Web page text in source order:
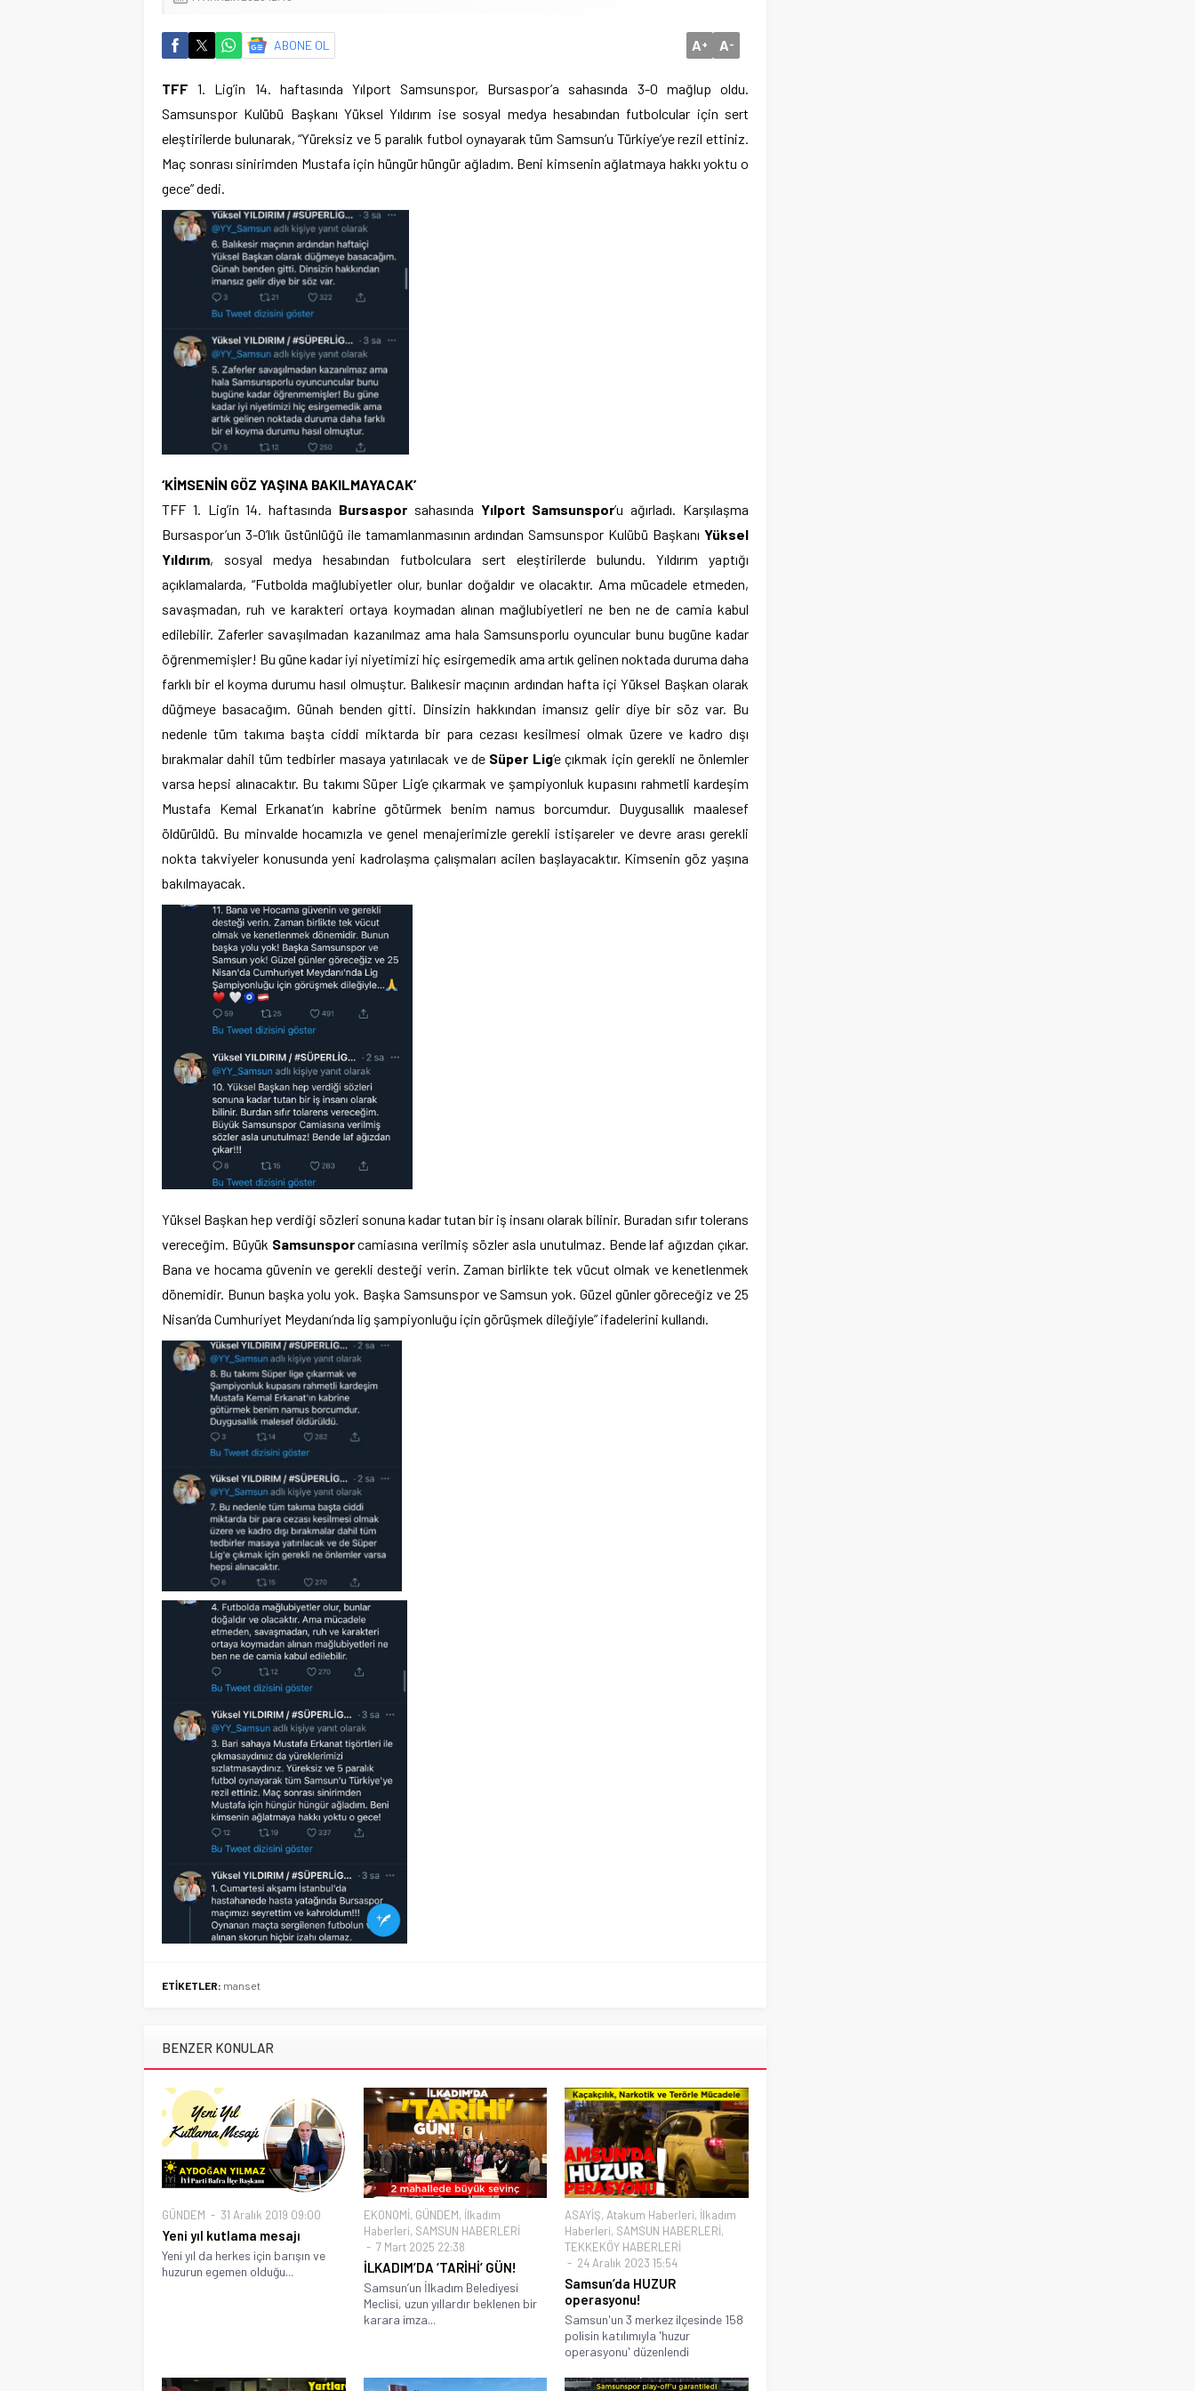
ABONE OL A+ A-
TFF 1. Lig’in 14. haftasında Yılport Samsunspor, Bursaspor’a sahasında 3-0 mağlup oldu.
Samsunspor Kulübü Başkanı Yüksel Yıldırım ise sosyal medya hesabından futbolcular için sert
eleştirilerde bulunarak, “Yüreksiz ve 5 paralık futbol oynayarak tüm Samsun’u Türkiye’ye rezil ettiniz.
Maç sonrası sinirimden Mustafa için hüngür hüngür ağladım. Beni kimsenin ağlatmaya hakkı yoktu o
gece” dedi.
‘KİMSENİN GÖZ YAŞINA BAKILMAYACAK’
TFF 1. Lig’in 14. haftasında Bursaspor sahasında Yılport Samsunspor’u ağırladı. Karşılaşma
Bursaspor’un 3-0’lık üstünlüğü ile tamamlanmasının ardından Samsunspor Kulübü Başkanı Yüksel
Yıldırım, sosyal medya hesabından futbolculara sert eleştirilerde bulundu. Yıldırım yaptığı
açıklamalarda, “Futbolda mağlubiyetler olur, bunlar doğaldır ve olacaktır. Ama mücadele etmeden,
savaşmadan, ruh ve karakteri ortaya koymadan alınan mağlubiyetleri ne ben ne de camia kabul
edilebilir. Zaferler savaşılmadan kazanılmaz ama hala Samsunsporlu oyuncular bunu bugüne kadar
öğrenmemişler! Bu güne kadar iyi niyetimizi hiç esirgemedik ama artık gelinen noktada duruma daha
farklı bir el koyma durumu hasıl olmuştur. Balıkesir maçının ardından hafta içi Yüksel Başkan olarak
düğmeye basacağım. Günah benden gitti. Dinsizin hakkından imansız gelir diye bir söz var. Bu
nedenle tüm takıma başta ciddi miktarda bir para cezası kesilmesi olmak üzere ve kadro dışı
bırakmalar dahil tüm tedbirler masaya yatırılacak ve de Süper Lig’e çıkmak için gerekli ne önlemler
varsa hepsi alınacaktır. Bu takımı Süper Lig’e çıkarmak ve şampiyonluk kupasını rahmetli kardeşim
Mustafa Kemal Erkanat’ın kabrine götürmek benim namus borcumdur. Duygusallık maalesef
öldürüldü. Bu minvalde hocamızla ve genel menajerimizle gerekli istişareler ve devre arası gerekli
nokta takviyeler konusunda yeni kadrolaşma çalışmaları acilen başlayacaktır. Kimsenin göz yaşına
bakılmayacak.
Yüksel Başkan hep verdiği sözleri sonuna kadar tutan bir iş insanı olarak bilinir. Buradan sıfır tolerans
vereceğim. Büyük Samsunsporcamiasına verilmiş sözler asla unutulmaz. Bende laf ağızdan çıkar.
Bana ve hocama güvenin ve gerekli desteği verin. Zaman birlikte tek vücut olmak ve kenetlenmek
dönemidir. Bunun başka yolu yok. Başka Samsunspor ve Samsun yok. Güzel günler göreceğiz ve 25
Nisan’da Cumhuriyet Meydanı’nda lig şampiyonluğu için görüşmek dileğiyle” ifadelerini kullandı.
ETİKETLER: manset
BENZER KONULAR
GÜNDEM 31 Aralık 2019 09:00
Yeni yıl kutlama mesajı
Yeni yıl da herkes için barışın ve
huzurun egemen olduğu...
EKONOMİ, GÜNDEM, İlkadım
Haberleri, SAMSUN HABERLERİ
7 Mart 2025 22:38
İLKADIM’DA ‘TARİHİ’ GÜN!
Samsun’un İlkadım Belediyesi
Meclisi, uzun yıllardır beklenen bir
karara imza...
ASAYİŞ,Atakum Haberleri, İlkadım
Haberleri, SAMSUN HABERLERİ,
TEKKEKÖY HABERLERİ
24 Aralık 2023 15:54
Samsun’da HUZUR
operasyonu!
Samsun'un 3 merkez ilçesinde 158
polisin katılımıyla 'huzur
operasyonu' düzenlendi